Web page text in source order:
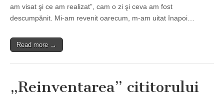
am visat şi ce am realizat”, cam o zi şi ceva am fost
descumpănit. Mi-am revenit oarecum, m-am uitat înapoi…
Read more →
„Reinventarea” cititorului